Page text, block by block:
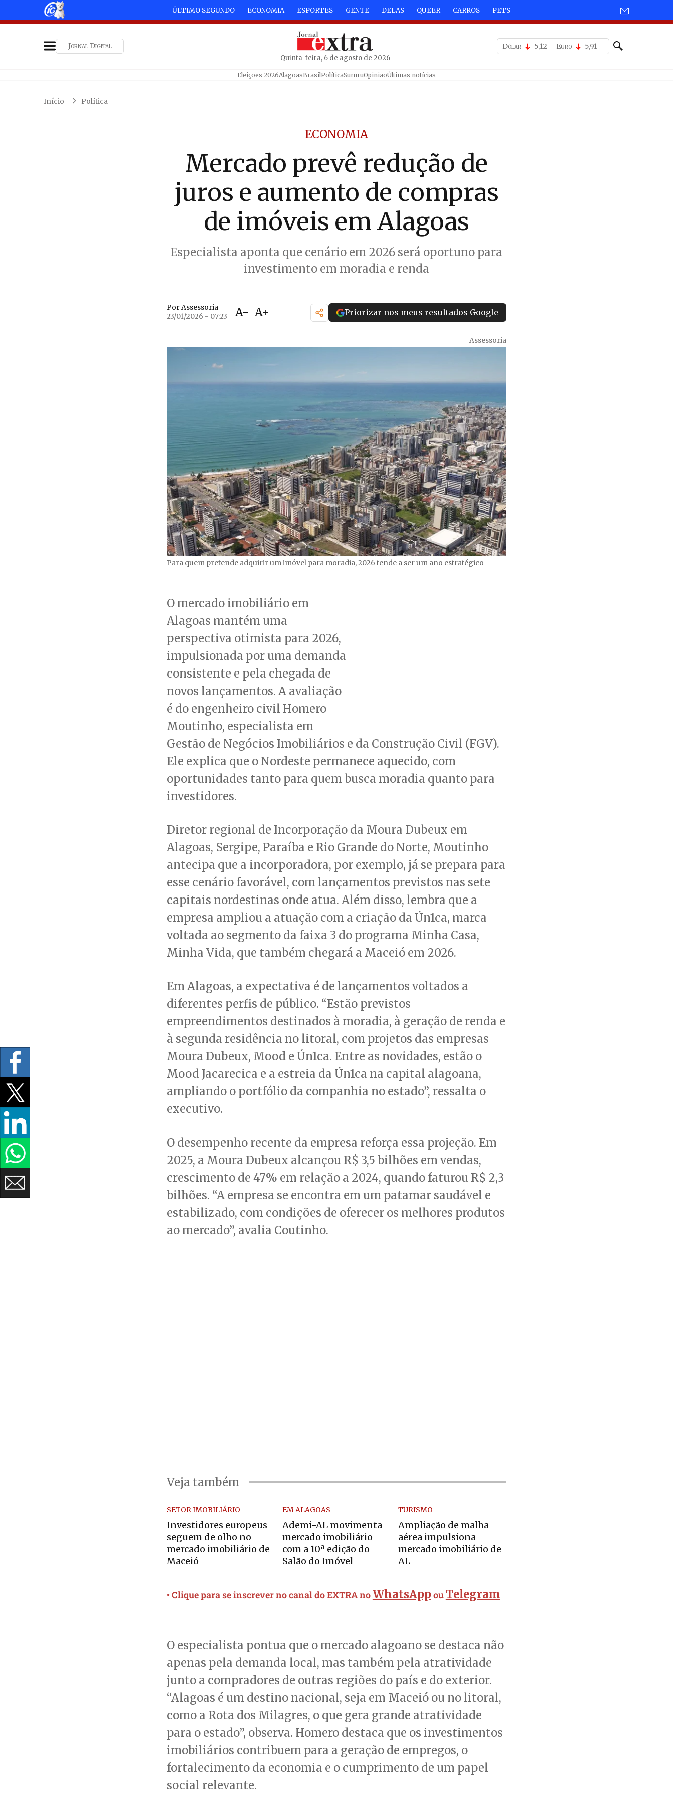
ÚLTIMO SEGUNDO ECONOMIA ESPORTES GENTE DELAS QUEER CARROS PETS
Jornal Digital
Quinta-feira, 6 de agosto de 2026
Dólar 5,12 Euro 5,91
Eleições 2026AlagoasBrasilPolíticaSururuOpiniãoÚltimas notícias
Início Política
ECONOMIA
Mercado prevê redução de
juros e aumento de compras
de imóveis em Alagoas
Especialista aponta que cenário em 2026 será oportuno para
investimento em moradia e renda
Por Assessoria
23/01/2026 - 07:23
A- A+ Priorizar nos meus resultados Google
Assessoria
Para quem pretende adquirir um imóvel para moradia, 2026 tende a ser um ano estratégico
O mercado imobiliário em
Alagoas mantém uma
perspectiva otimista para 2026,
impulsionada por uma demanda
consistente e pela chegada de
novos lançamentos. A avaliação
é do engenheiro civil Homero
Moutinho, especialista em
Gestão de Negócios Imobiliários e da Construção Civil (FGV).
Ele explica que o Nordeste permanece aquecido, com
oportunidades tanto para quem busca moradia quanto para
investidores.
Diretor regional de Incorporação da Moura Dubeux em
Alagoas, Sergipe, Paraíba e Rio Grande do Norte, Moutinho
antecipa que a incorporadora, por exemplo, já se prepara para
esse cenário favorável, com lançamentos previstos nas sete
capitais nordestinas onde atua. Além disso, lembra que a
empresa ampliou a atuação com a criação da Ún1ca, marca
voltada ao segmento da faixa 3 do programa Minha Casa,
Minha Vida, que também chegará a Maceió em 2026.
Em Alagoas, a expectativa é de lançamentos voltados a
diferentes perfis de público. “Estão previstos
empreendimentos destinados à moradia, à geração de renda e
à segunda residência no litoral, com projetos das empresas
Moura Dubeux, Mood e Ún1ca. Entre as novidades, estão o
Mood Jacarecica e a estreia da Ún1ca na capital alagoana,
ampliando o portfólio da companhia no estado”, ressalta o
executivo.
O desempenho recente da empresa reforça essa projeção. Em
2025, a Moura Dubeux alcançou R$ 3,5 bilhões em vendas,
crescimento de 47% em relação a 2024, quando faturou R$ 2,3
bilhões. “A empresa se encontra em um patamar saudável e
estabilizado, com condições de oferecer os melhores produtos
ao mercado”, avalia Coutinho.
Veja também
SETOR IMOBILIÁRIO
Investidores europeus
seguem de olho no
mercado imobiliário de
Maceió
EM ALAGOAS
Ademi-AL movimenta
mercado imobiliário
com a 10ª edição do
Salão do Imóvel
TURISMO
Ampliação de malha
aérea impulsiona
mercado imobiliário de
AL
• Clique para se inscrever no canal do EXTRA noWhatsAppouTelegram
O especialista pontua que o mercado alagoano se destaca não
apenas pela demanda local, mas também pela atratividade
junto a compradores de outras regiões do país e do exterior.
“Alagoas é um destino nacional, seja em Maceió ou no litoral,
como a Rota dos Milagres, o que gera grande atratividade
para o estado”, observa. Homero destaca que os investimentos
imobiliários contribuem para a geração de empregos, o
fortalecimento da economia e o cumprimento de um papel
social relevante.